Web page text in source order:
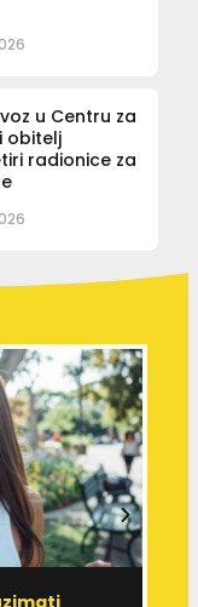
u Centru za
obitelj
radionice za